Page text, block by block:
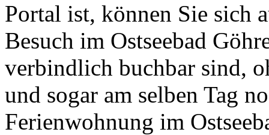
Portal ist, können Sie sich
Besuch im Ostseebad
verbindlich buchbar sind,
und sogar am selben Tag
Ferienwohnung im